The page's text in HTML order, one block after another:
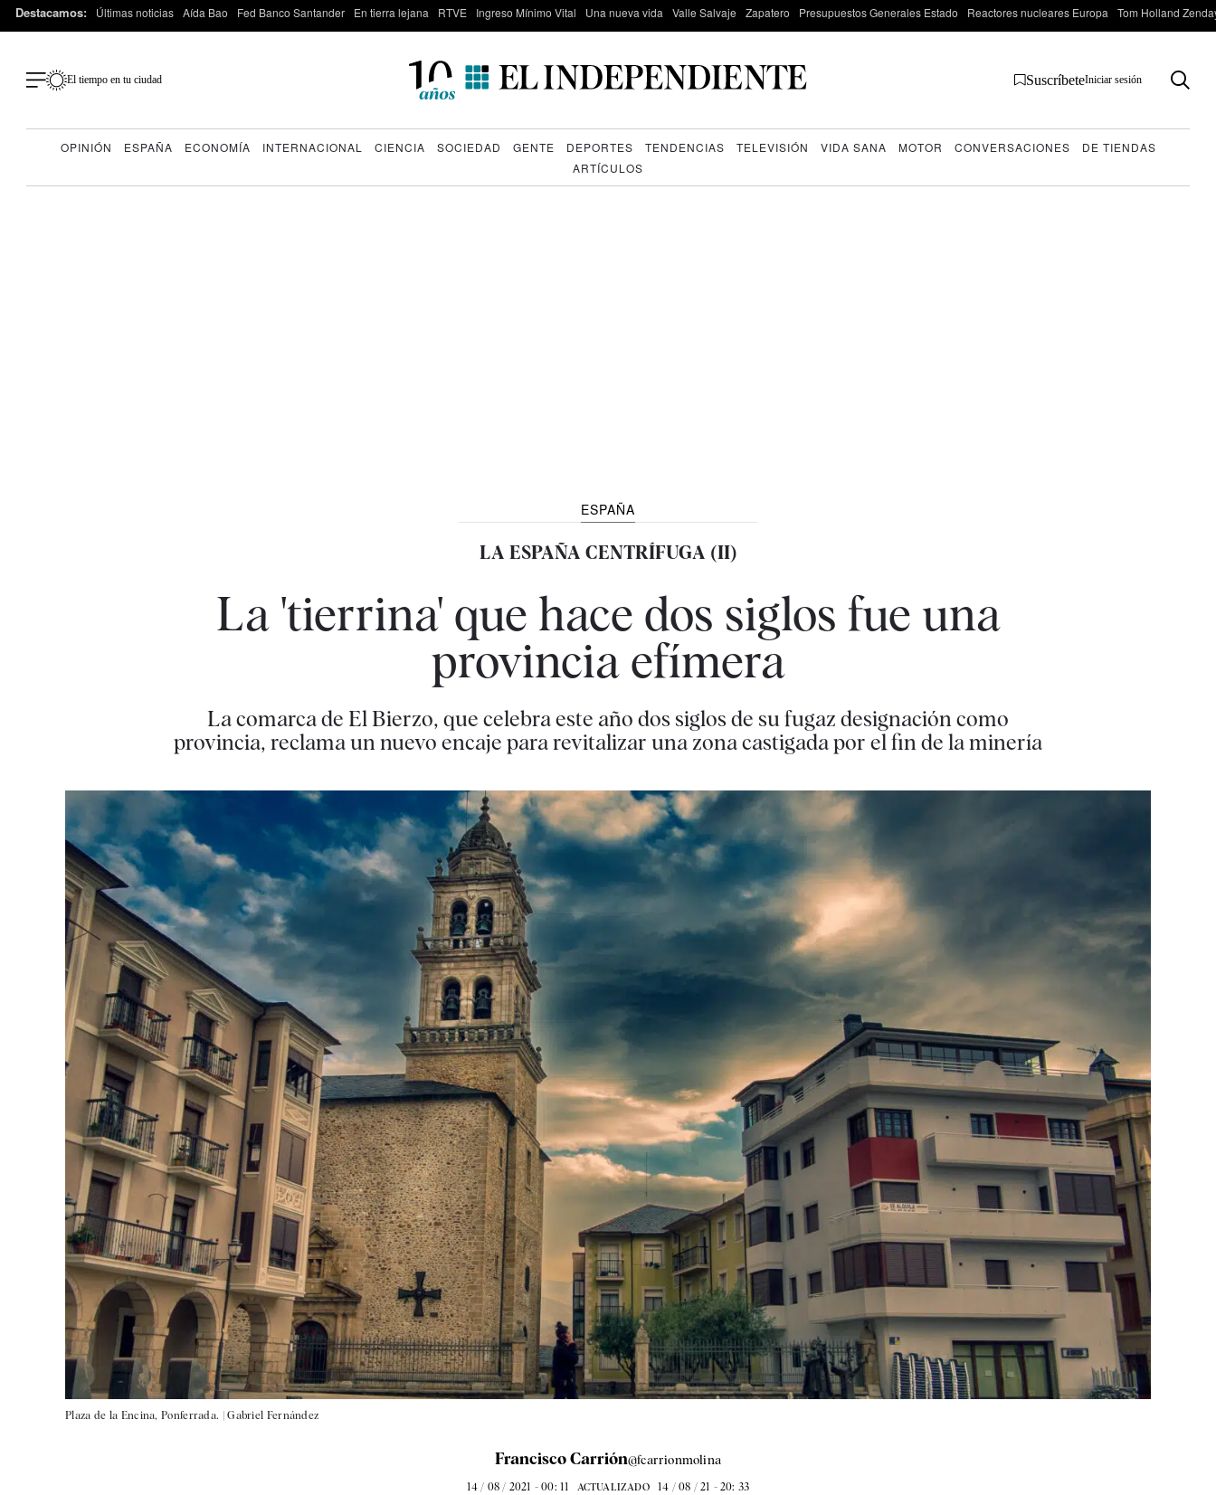
Destacamos: Últimas noticias Aída Bao Fed Banco Santander En tierra lejana RTVE Ingreso Mínimo Vital Una nueva vida Valle Salvaje Zapatero Presupuestos Generales Estado Reactores nucleares Europa Tom Holland
El tiempo en tu ciudad SuscríbeteIniciar sesión
OPINIÓN ESPAÑA ECONOMÍA INTERNACIONAL CIENCIA SOCIEDAD GENTE DEPORTES TENDENCIAS TELEVISIÓN VIDA SANA MOTOR CONVERSACIONES
DE TIENDAS
ARTÍCULOS
ESPAÑA
LA ESPAÑA CENTRÍFUGA (II)
La 'tierrina' que hace dos siglos fue una
provincia efímera
La comarca de El Bierzo, que celebra este año dos siglos de su fugaz designación como
provincia, reclama un nuevo encaje para revitalizar una zona castigada por el fin de la minería
Plaza de la Encina, Ponferrada. |Gabriel Fernández
Francisco Carrión@fcarrionmolina
14 / 08 / 2021 - 00: 11 ACTUALIZADO 14 / 08 / 21 - 20: 33